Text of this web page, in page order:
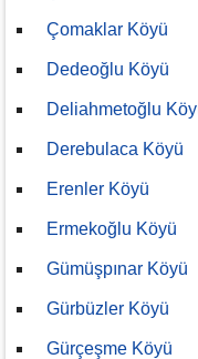
Çomaklar Köyü
Dedeoğlu Köyü
Deliahmetoğlu
Derebulaca Köyü
Erenler Köyü
Ermekoğlu Köyü
Gümüşpınar Köyü
Gürbüzler Köyü
Gürçeşme Köyü